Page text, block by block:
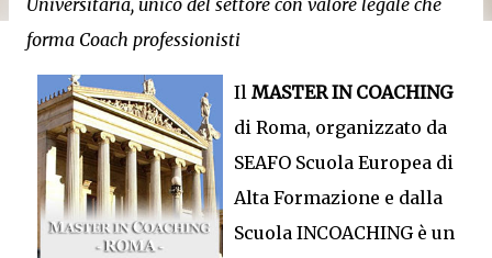
Universitaria, unico del settore con valore legale che
forma Coach professionisti
Il MASTER IN COACHING
di Roma, organizzato da
SEAFO Scuola Europea di
Alta Formazione e dalla
Scuola INCOACHING è un